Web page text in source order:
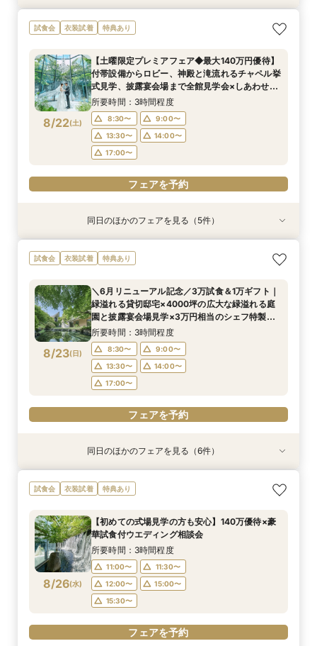
8/21(金)
【少人数プラン相談会】専用の貸切別邸OPEN&
贅沢無料試食
11:00〜
11:30〜
12:00〜
15:00〜
15:30〜
フェアを予約
8/21(金)
マイナビ限定★当館人気NO,1◆豪華国産「しあ
わせ絆牛」絶品試食付◆
11:00〜
11:30〜
12:00〜
15:00〜
15:30〜
フェアを予約
試食会 衣装試着 特典あり
8/22(土)
【土曜限定プレミアフェア◆最大140万円優待】
付帯設備からロビー、神殿と滝流れるチャペル挙
式見学、披露宴会場まで全館見学会×しあわせ絆
牛無料試食会×おふたりに合わせた見積りシュミ
レーション
所要時間：3時間程度
8:30〜
9:00〜
13:30〜
14:00〜
17:00〜
フェアを予約
特典あり
8/22(土)
【初めての式場見学の方も安心】豪華試食付きウ
エディング相談会
8:30〜
8:45〜
9:00〜
13:30〜
14:00〜
フェアを予約
衣装試着 特典あり
8/22(土)
《新チャペルOPEN記念◆8大特典≫木目×ナ
チュラルチャペル体験
8:30〜
8:45〜
9:00〜
13:30〜
14:00〜
フェアを予約
特典あり
8/22(土)
【神前挙式をご検討の方へ】神殿「凛」見学＆和
フレンチ無料試食
8:30〜
8:45〜
9:00〜
13:30〜
14:00〜
フェアを予約
衣装試着 特典あり
8/22(土)
マイナビ限定【料理重視派必見】和牛フィレ肉×
懐石フレンチコース美食会
8:30〜
8:45〜
9:00〜
13:30〜
14:00〜
フェアを予約
衣装試着 特典あり
8/22(土)
【少人数プラン相談会】専用の貸切別邸OPEN&
贅沢無料試食
8:30〜
8:45〜
9:00〜
13:30〜
14:00〜
フェアを予約
同日のほかのフェアを見る（5件）
試食会 衣装試着 特典あり
8/23(日)
＼6月リニューアル記念／3万試食＆1万ギフト｜
緑溢れる貸切邸宅×4000坪の広大な緑溢れる庭
園と披露宴会場見学×3万円相当のシェフ特製国
産牛無料試食×心配な見積りもシュミレーション
相談
所要時間：3時間程度
8:30〜
9:00〜
13:30〜
14:00〜
17:00〜
フェアを予約
特典あり
8/23(日)
【初めての式場見学の方も安心】豪華試食付きウ
エディング相談会
8:30〜
8:45〜
9:00〜
13:30〜
14:00〜
フェアを予約
衣装試着 特典あり
8/23(日)
《新チャペルOPEN記念◆8大特典≫木目×ナ
チュラルチャペル体験
8:30〜
8:45〜
9:00〜
13:30〜
14:00〜
フェアを予約
衣装試着 特典あり
8/23(日)
マイナビ限定【料理重視派必見】和牛フィレ肉×
懐石フレンチコース美食会
8:30〜
8:45〜
9:00〜
13:30〜
14:00〜
フェアを予約
特典あり
8/23(日)
【神前挙式をご検討の方へ】神殿「凛」見学＆和
フレンチ無料試食
8:30〜
8:45〜
9:00〜
13:30〜
14:00〜
フェアを予約
衣装試着 特典あり
8/23(日)
マイナビ限定【料理重視派必見】和牛フィレ肉×
懐石フレンチコース美食会
8:30〜
8:45〜
9:00〜
13:30〜
14:00〜
フェアを予約
衣装試着 特典あり
8/23(日)
【少人数プラン相談会】専用の貸切別邸OPEN&
贅沢無料試食
8:30〜
8:45〜
9:00〜
13:30〜
14:00〜
フェアを予約
同日のほかのフェアを見る（6件）
試食会 衣装試着 特典あり
8/26(水)
【初めての式場見学の方も安心】140万優待×豪
華試食付ウエディング相談会
所要時間：3時間程度
11:00〜
11:30〜
12:00〜
15:00〜
15:30〜
フェアを予約